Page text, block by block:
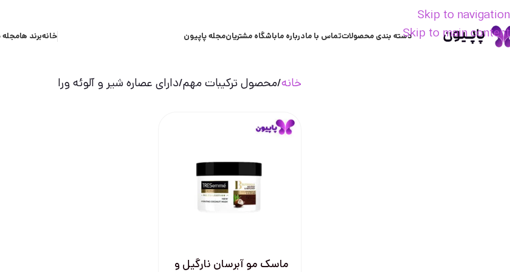
Skip to navigation
Skip to main contentدسته بندی محصولاتتماس با مادرباره ماباشگاه مشتریانمجله پاپیون خانهبرند هامجله
خانه محصول ترکیبات مهم دارای عصاره شیر و آلوئه ورا
ماسک مو آبرسان نارگیل و